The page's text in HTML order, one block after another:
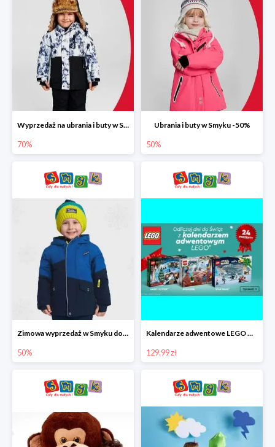
Wyprzedaż na ubrania i buty w Smyku do -70%
70%
Ubrania i buty w Smyku -50%
50%
Zimowa wyprzedaż w Smyku do -50%
50%
Kalendarze adwentowe LEGO w Smyku w super cenie
129.99 zł